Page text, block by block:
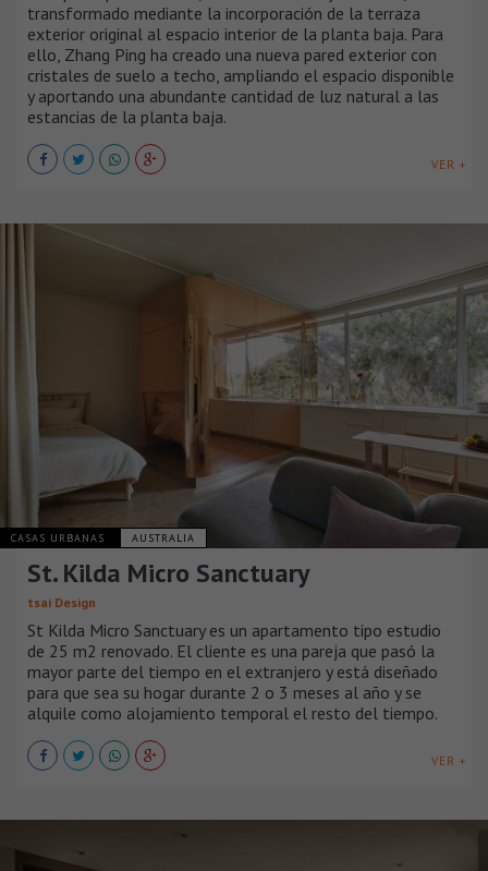
transformado mediante la incorporación de la terraza
exterior original al espacio interior de la planta baja. Para
ello, Zhang Ping ha creado una nueva pared exterior con
cristales de suelo a techo, ampliando el espacio disponible
y aportando una abundante cantidad de luz natural a las
estancias de la planta baja.
VER +
CASAS URBANAS AUSTRALIA
St. Kilda Micro Sanctuary
tsai Design
St Kilda Micro Sanctuary es un apartamento tipo estudio
de 25 m2 renovado. El cliente es una pareja que pasó la
mayor parte del tiempo en el extranjero y está diseñado
para que sea su hogar durante 2 o 3 meses al año y se
alquile como alojamiento temporal el resto del tiempo.
VER +